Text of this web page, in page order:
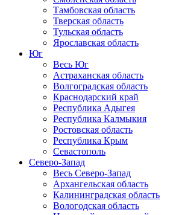
Тамбовская область
Тверская область
Тульская область
Ярославская область
Юг
Весь Юг
Астраханская область
Волгоградская область
Краснодарский край
Республика Адыгея
Республика Калмыкия
Ростовская область
Республика Крым
Севастополь
Северо-Запад
Весь Северо-Запад
Архангельская область
Калининградская область
Вологодская область